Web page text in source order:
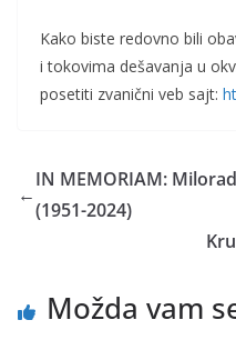
Kako biste redovno bili
i tokovima dešavanja u
posetiti zvanični veb sajt:
←
IN MEMORIAM:
(1951-2024)
Možda vam